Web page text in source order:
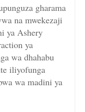
gharama
na mwekezaji
ya Ashery
ya
wa dhahabu
iliyofunga
wa madini ya